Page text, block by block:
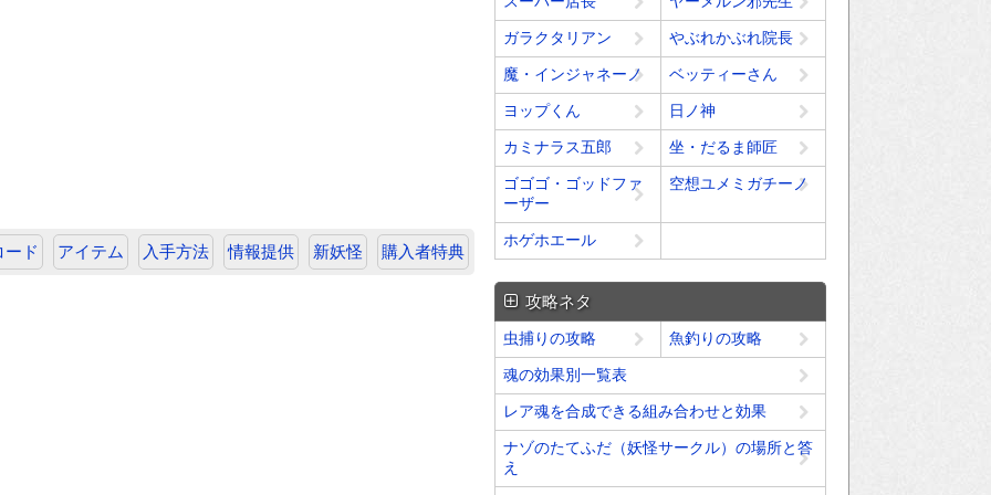
ード アイテム 入手方法 情報提供 新妖怪 購入者特典
ガラクタリアン やぶれかぶれ院長
魔・インジャネーノ ベッティーさん
ヨップくん 日ノ神
カミナラス五郎 坐・だるま師匠
ゴゴゴ・ゴッドファ
ーザー
空想ユメミガチーノ
ホゲホエール
攻略ネタ
虫捕りの攻略 魚釣りの攻略
魂の効果別一覧表
レア魂を合成できる組み合わせと効果
ナゾのたてふだ（妖怪サークル）の場所と答
え